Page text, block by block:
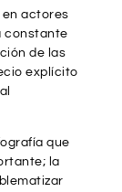
actores
constante
de las
explícito
que
la